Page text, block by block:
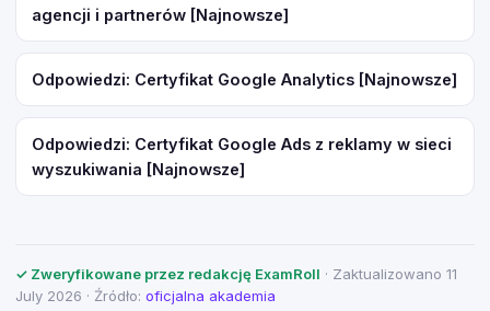
agencji i partnerów [Najnowsze]
Odpowiedzi: Certyfikat Google Analytics [Najnowsze]
Odpowiedzi: Certyfikat Google Ads z reklamy w sieci
wyszukiwania [Najnowsze]
✓ Zweryfikowane przez redakcję ExamRoll · Zaktualizowano 11
July 2026 · Źródło: oficjalna akademia